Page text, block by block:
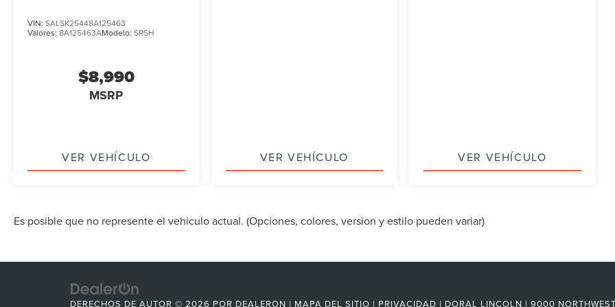
VIN: SALSK25448A125463
Valores: 8A125463AModelo: SRSH
$8,990
MSRP
VER VEHÍCULO VER VEHÍCULO VER VEHÍCULO
Es posible que no represente el vehiculo actual. (Opciones, colores, version y estilo pueden variar)
DERECHOS DE AUTOR © 2026 POR DEALERON | MAPA DEL SITIO | PRIVACIDAD | DORAL LINCOLN | 9000